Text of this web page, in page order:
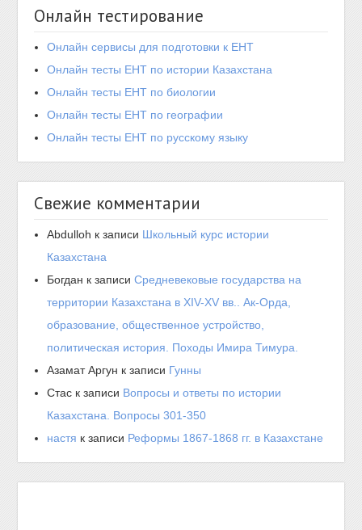
Онлайн тестирование
Онлайн сервисы для подготовки к ЕНТ
Онлайн тесты ЕНТ по истории Казахстана
Онлайн тесты ЕНТ по биологии
Онлайн тесты ЕНТ по географии
Онлайн тесты ЕНТ по русскому языку
Свежие комментарии
Abdulloh к записи Школьный курс истории
Казахстана
Богдан к записиСредневековые государства на
территории Казахстана в XIV-XV вв.. Ак-Орда,
образование, общественное устройство,
политическая история. Походы Имира Тимура.
Азамат Аргун к записи Гунны
Стас к записи Вопросы и ответы по истории
Казахстана. Вопросы 301-350
настя к записи Реформы 1867-1868 гг. в Казахстане